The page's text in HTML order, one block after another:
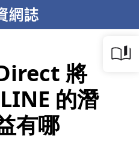
將
的潛
有哪